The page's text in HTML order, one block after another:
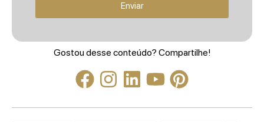
Enviar
Gostou desse conteúdo? Compartilhe!